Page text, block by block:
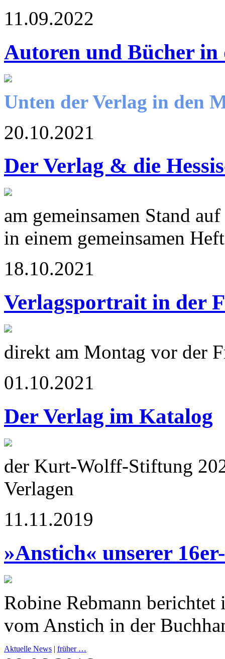
11.09.2022
Autoren und Bücher in
Unten der Verlag in den
20.10.2021
Der Verlag & die
am gemeinsamen Stand
in einem gemeinsamen
18.10.2021
Verlagsportrait in der
direkt am Montag vor der
01.10.2021
Der Verlag im Katalog
der Kurt-Wolff-Stiftung
Verlagen
11.11.2019
»Anstich« unserer
Robine Rebmann
vom Anstich in der
Aktuelle News | früher …